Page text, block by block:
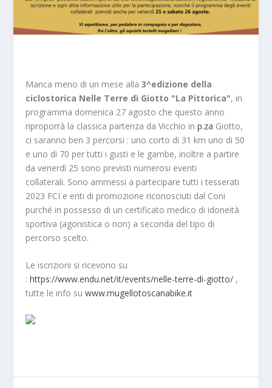
Manca meno di un mese alla3^edizione della
ciclostorica Nelle Terre di Giotto "La Pittorica", in
programma domenica 27 agosto che questo anno
riproporrà la classica partenza da Vicchio inp.za Giotto,
ci saranno ben 3 percorsi : uno corto di 31 km uno di 50
e uno di 70 per tutti i gusti e le gambe, inoltre a partire
da venerdì 25 sono previsti numerosi eventi
collaterali. Sono ammessi a partecipare tutti i tesserati
2023 FCI e enti di promozione riconosciuti dal Coni
purché in possesso di un certificato medico di idoneità
sportiva (agonistica o non) a seconda del tipo di
percorso scelto.
Le iscrizioni si ricevono su
:https://www.endu.net/it/events/nelle-terre-di-giotto/ ,
tutte le info suwww.mugellotoscanabike.it